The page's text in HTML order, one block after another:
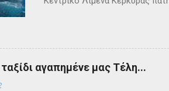
+302661024220
αγαπημένε μας Τέλη...